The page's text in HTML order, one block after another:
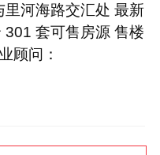
河海路交汇处 最新
套可售房源 售楼
顾问：